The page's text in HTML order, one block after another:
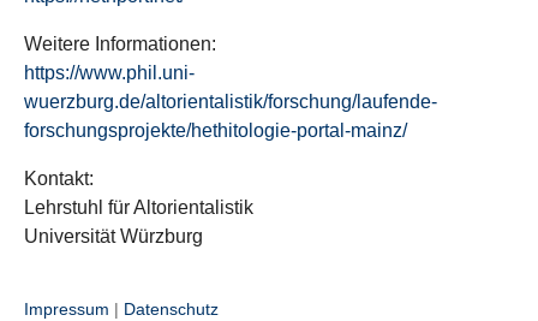
Weitere Informationen:
https://www.phil.uni-
wuerzburg.de/altorientalistik/forschung/laufende-
forschungsprojekte/hethitologie-portal-mainz/
Kontakt:
Lehrstuhl für Altorientalistik
Universität Würzburg
Impressum | Datenschutz